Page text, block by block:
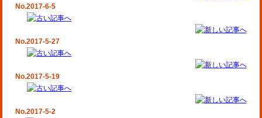
No.2017-6-5
No.2017-5-27
No.2017-5-19
No.2017-5-2